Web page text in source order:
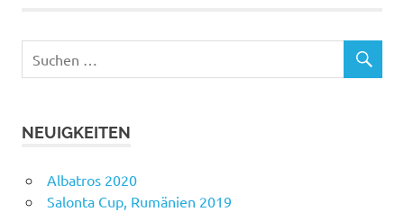
NEUIGKEITEN
Albatros 2020
Salonta Cup, Rumänien 2019